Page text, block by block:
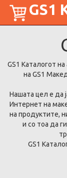
GS1
GS1 Каталогот
на GS1
Нашата цел е да
Интернет на
на продуктите,
и со тоа да
GS1